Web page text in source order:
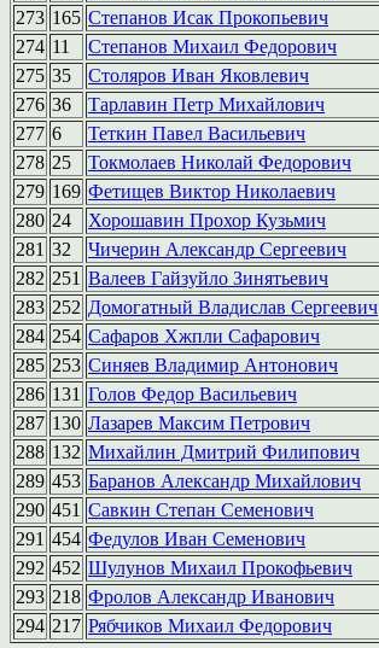
273 165 Степанов Исак Прокопьевич
274 11 Степанов Михаил Федорович
275 35 Столяров Иван Яковлевич
276 36 Тарлавин Петр Михайлович
277 6 Теткин Павел Васильевич
278 25 Токмолаев Николай Федорович
279 169 Фетищев Виктор Николаевич
280 24 Хорошавин Прохор Кузьмич
281 32 Чичерин Александр Сергеевич
282 251 Валеев Гайзуйло Зинятьевич
283 252 Домогатный Владислав Сергеевич
284 254 Сафаров Хжпли Сафарович
285 253 Синяев Владимир Антонович
286 131 Голов Федор Васильевич
287 130 Лазарев Максим Петрович
288 132 Михайлин Дмитрий Филипович
289 453 Баранов Александр Михайлович
290 451 Савкин Степан Семенович
291 454 Федулов Иван Семенович
292 452 Шулунов Михаил Прокофьевич
293 218 Фролов Александр Иванович
294 217 Рябчиков Михаил Федорович